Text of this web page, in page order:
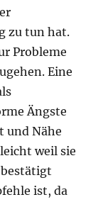
zu tun hat.
Probleme
Eine
Ängste
und Nähe
weil sie
ist, da